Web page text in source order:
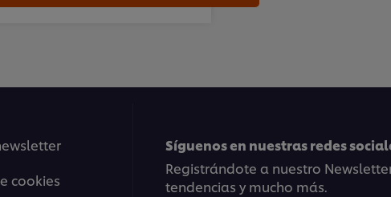
cookies
Síguenos en nuestras redes
Registrándote a nuestro
tendencias y mucho más.